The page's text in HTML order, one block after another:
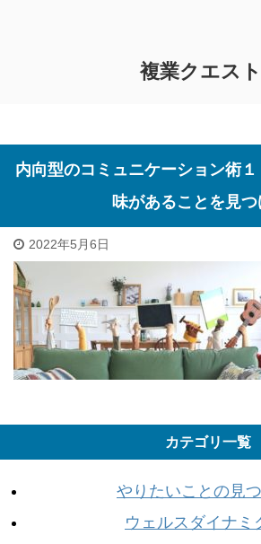
複業クエスト
内向型のコミュニケーション術
味があることを見つ
2022年5月6日
カテゴリ一覧
やりたいことの見
ウェルスダイナミ